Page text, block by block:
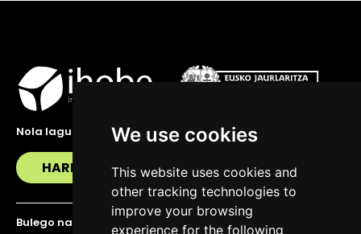
We use cookies
This website uses cookies and
other tracking technologies to
improve your browsing
experience for the following
Nola lagundu zaitzakegu?
HARREMANETAN JARRI
Bulego nagusia